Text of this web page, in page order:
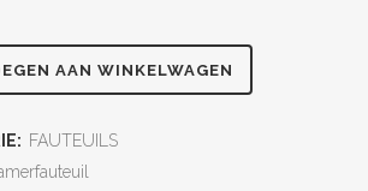
AAN WINKELWAGEN
FAUTEUILS